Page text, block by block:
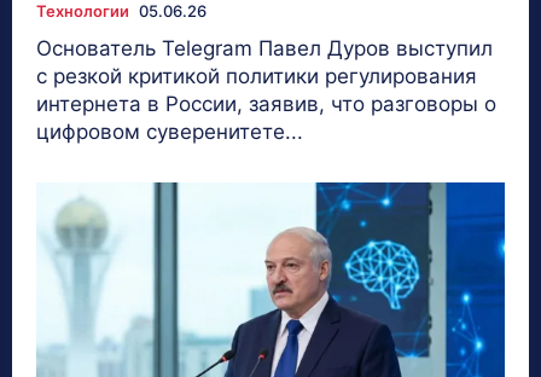
Технологии 05.06.26
Основатель Telegram Павел Дуров выступил
с резкой критикой политики регулирования
интернета в России, заявив, что разговоры о
цифровом суверенитете...